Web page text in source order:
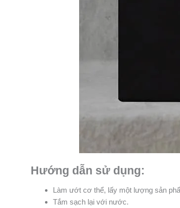
Hướng dẫn sử dụng:
Làm ướt cơ thể, lấy một lượng sản
Tắm sạch lại với nước.